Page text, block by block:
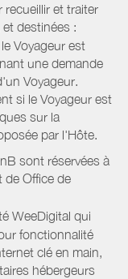
recueillir et traiter
destinées :
Voyageur est
une demande
Voyageur.
si le Voyageur est
sur la
par l'Hôte.
sont réservées à
de Office de
WeeDigital qui
fonctionnalité
clé en main,
hébergeurs